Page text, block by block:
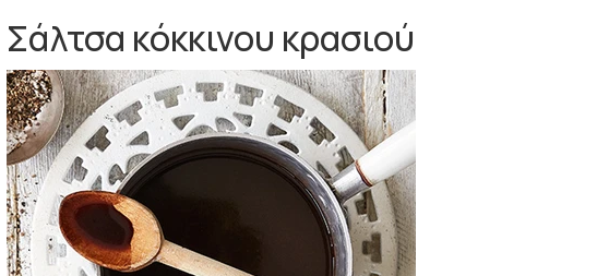
Σάλτσα κόκκινου κρασιού